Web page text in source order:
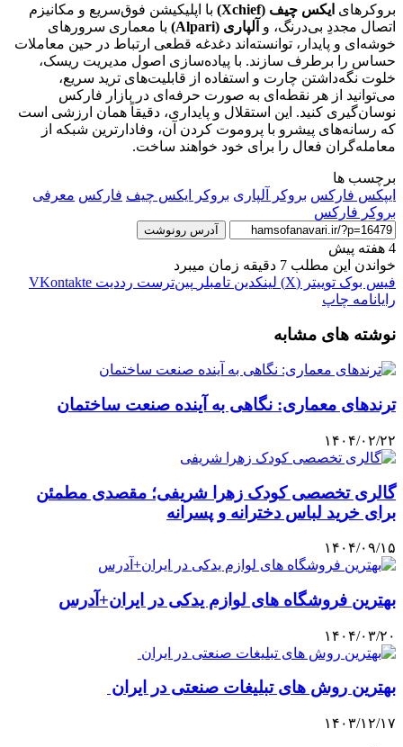
بروکرهای ایکس چیف (Xchief)
با اپلیکیشن فوق‌سریع و مکانیزم
اتصال مجددِ بی‌درنگ، و آلپاری (Alpari)
با معماری سرورهای
خوشه‌ای و پایدار، توانسته‌اند دغدغه قطعی ارتباط در حین معاملات
حساس را برطرف سازند. با پیاده‌سازی اصول مدیریت ریسک،
خلوت نگه‌داشتن چارت و استفاده از قابلیت‌های ترید سریع،
می‌توانید از هر نقطه‌ای به صورت حرفه‌ای در بازار فارکس
نوسان‌گیری کنید. این استقلال و پایداری، دقیقاً همان ارزشی است
که رسانه‌های پیشرو با پروموت کردن آن، وفادارترین شبکه از
معامله‌گران فعال را برای خود خواهند ساخت.
برچسب ها
ایپکس فارکس بروکر آلپاری بروکر ایکس چیف فارکس معرفی
بروکر فارکس
آدرس رونوشت
4 هفته پیش
خواندن این مطلب 7 دقیقه زمان میبرد
فیس بوک توییتر (X) لینکدین ‫تامبلر ‫پین‌ترست ‫رددیت ‫VKontakte
رایانامه چاپ
نوشته های مشابه
ترندهای معماری: نگاهی به آینده صنعت ساختمان
۱۴۰۴/۰۲/۲۲
گالری تخصصی کودک زهرا شریفی؛ مقصدی مطمئن
برای خرید لباس دخترانه و پسرانه
۱۴۰۴/۰۹/۱۵
بهترین فروشگاه های لوازم یدکی در ایران+آدرس
۱۴۰۴/۰۳/۲۰
بهترین روش های تبلیغات صنعتی در ایران
۱۴۰۳/۱۲/۱۷